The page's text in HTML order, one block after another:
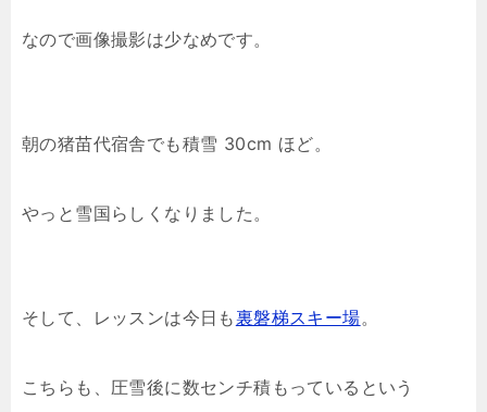
なので画像撮影は少なめです。
朝の猪苗代宿舎でも積雪 30cm ほど。
やっと雪国らしくなりました。
そして、レッスンは今日も裏磐梯スキー場。
こちらも、圧雪後に数センチ積もっているという